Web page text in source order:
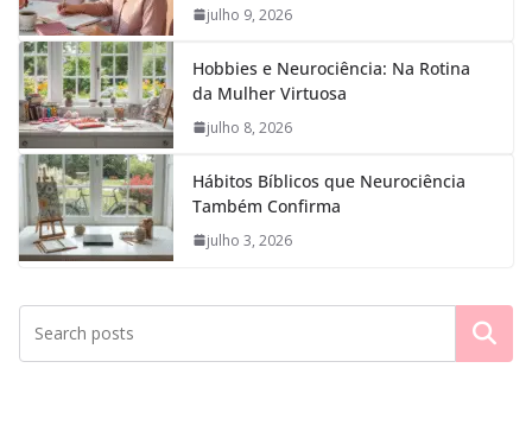
julho 9, 2026
Hobbies e Neurociência: Na Rotina
da Mulher Virtuosa
julho 8, 2026
Hábitos Bíblicos que Neurociência
Também Confirma
julho 3, 2026
Pesquisar